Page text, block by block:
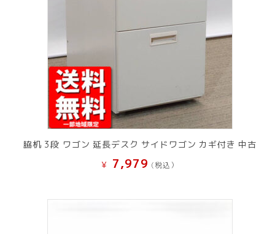
脇机 3段 ワゴン 延長デスク サイドワゴン カギ付き 中古
¥ 7,979 (税込）